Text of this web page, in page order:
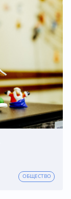
ОБЩЕСТВО